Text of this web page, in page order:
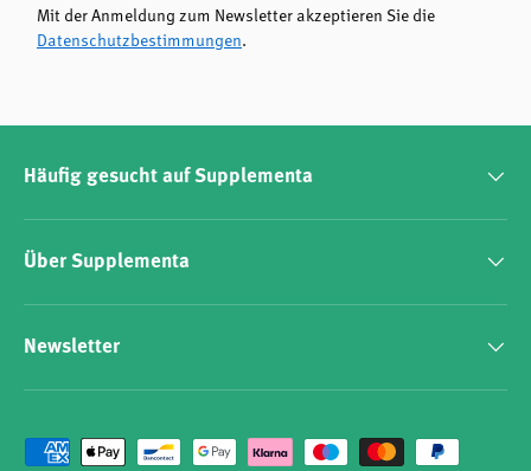
Mit der Anmeldung zum Newsletter akzeptieren Sie die
Datenschutzbestimmungen.
Häufig gesucht auf Supplementa
Über Supplementa
Newsletter
Zahlungsmethoden